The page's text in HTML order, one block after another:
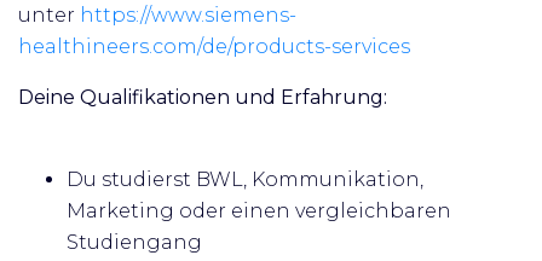
unter https://www.siemens-
healthineers.com/de/products-services
Deine Qualifikationen und Erfahrung:
Du studierst BWL, Kommunikation,
Marketing oder einen vergleichbaren
Studiengang